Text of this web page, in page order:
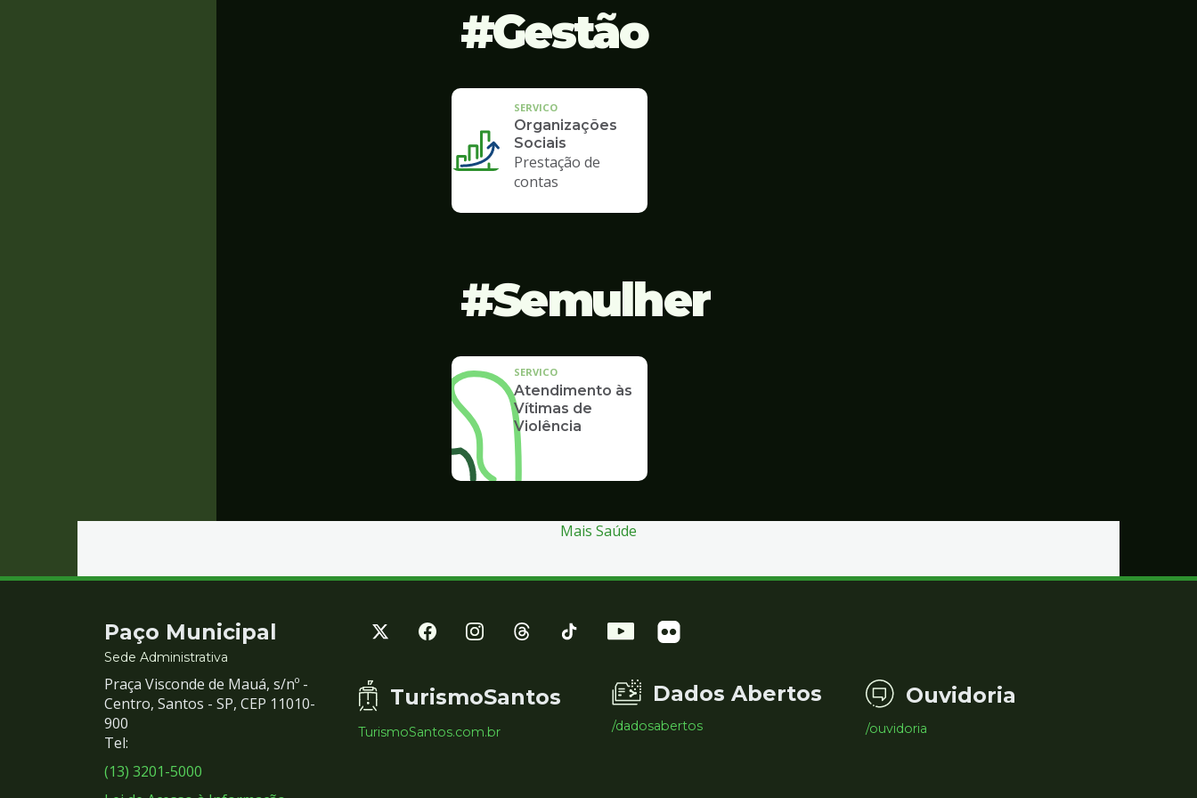
Gestão
SERVICO
Organizações
Sociais
Prestação de
contas
Semulher
SERVICO
Atendimento às
Vítimas de
Violência
Mais Saúde
Contato
e
Redes
Sociais
Paço Municipal
Sede Administrativa
Praça Visconde de Mauá, s/nº -
Centro, Santos - SP, CEP 11010-
900
Tel:
(13) 3201-5000
TurismoSantos
TurismoSantos.com.br
Dados Abertos
/dadosabertos
Ouvidoria
/ouvidoria